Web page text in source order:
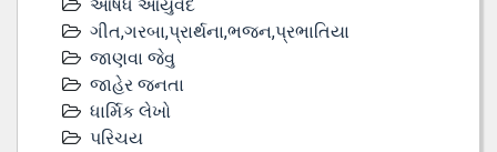
ઔષધ આયુર્વેદ
ગીત,ગરબા,પ્રાર્થના,ભજન,પ્રભાતિયા
જાણવા જેવુ
જાહેર જનતા
ધાર્મિક લેખો
પરિચય